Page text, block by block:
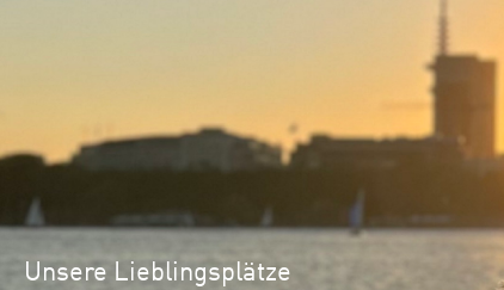
Unsere Lieblingsplätze